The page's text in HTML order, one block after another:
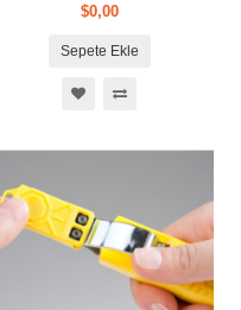
$0,00
Sepete Ekle